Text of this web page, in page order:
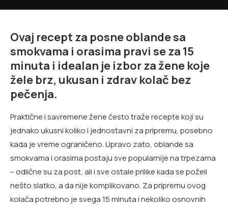
Ovaj recept za posne oblande sa
smokvama i orasima pravi se za 15
minuta i idealan je izbor za žene koje
žele brz, ukusan i zdrav kolač bez
pečenja.
Praktične i savremene žene često traže recepte koji su
jednako ukusni koliko i jednostavni za pripremu, posebno
kada je vreme ograničeno. Upravo zato, oblande sa
smokvama i orasima postaju sve popularnije na trpezama
– odlične su za post, ali i sve ostale prilike kada se poželi
nešto slatko, a da nije komplikovano. Za pripremu ovog
kolača potrebno je svega 15 minuta i nekoliko osnovnih